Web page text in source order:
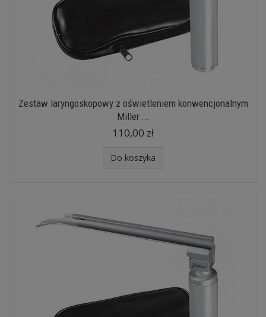
Zestaw laryngoskopowy z oświetleniem konwencjonalnym
Miller ...
110,00 zł
Do koszyka